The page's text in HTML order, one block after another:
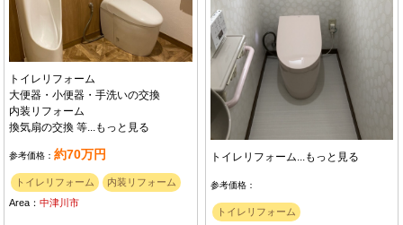
トイレリフォーム
大便器・小便器・手洗いの交換
内装リフォーム
換気扇の交換 等...もっと見る
参考価格：約70万円
トイレリフォーム
内装リフォーム
Area：中津川市
トイレリフォーム... もっと見る
参考価格：
トイレリフォーム